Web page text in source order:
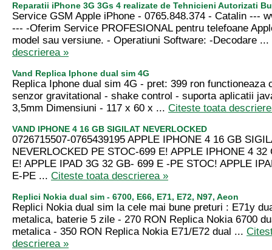
Reparatii iPhone 3G 3Gs 4 realizate de Tehnicieni Autorizati
Service GSM Apple iPhone - 0765.848.374 - Catalin ---
--- -Oferim Service PROFESIONAL pentru telefoane
model sau versiune. - Operatiuni Software: -Decodare ...
descrierea »
Vand Replica Iphone dual sim 4G
Replica Iphone dual sim 4G - pret: 399 ron functioneaza
senzor gravitational - shake control - suporta aplicatii
3,5mm Dimensiuni - 117 x 60 x ... Citeste toata
VAND IPHONE 4 16 GB SIGILAT NEVERLOCKED
0726715507-0765439195 APPLE IPHONE 4 16 GB
NEVERLOCKED PE STOC-699 E! APPLE IPHONE 4 32
E! APPLE IPAD 3G 32 GB- 699 E -PE STOC! APPLE
E-PE ... Citeste toata descrierea »
Replici Nokia dual sim - 6700, E66, E71, E72, N97, Aeon
Replici Nokia dual sim la cele mai bune preturi : E71y
metalica, baterie 5 zile - 270 RON Replica Nokia 6700
metalica - 350 RON Replica Nokia E71/E72 dual ...
descrierea »